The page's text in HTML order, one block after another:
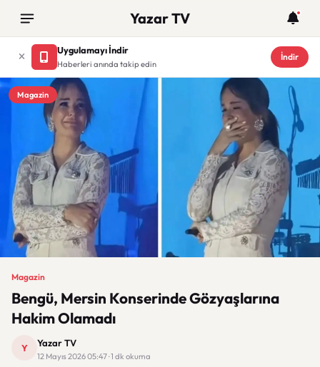
Yazar TV
Uygulamayı İndir
Haberleri anında takip edin
İndir
Magazin
Magazin
Bengü, Mersin Konserinde Gözyaşlarına
Hakim Olamadı
Y Yazar TV
12 Mayıs 2026 05:47 · 1 dk okuma